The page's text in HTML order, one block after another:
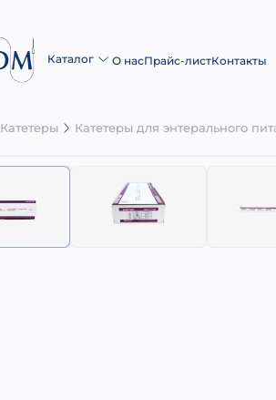
Каталог О насПрайс-листКонтакты
Катетеры Катетеры для энтерального